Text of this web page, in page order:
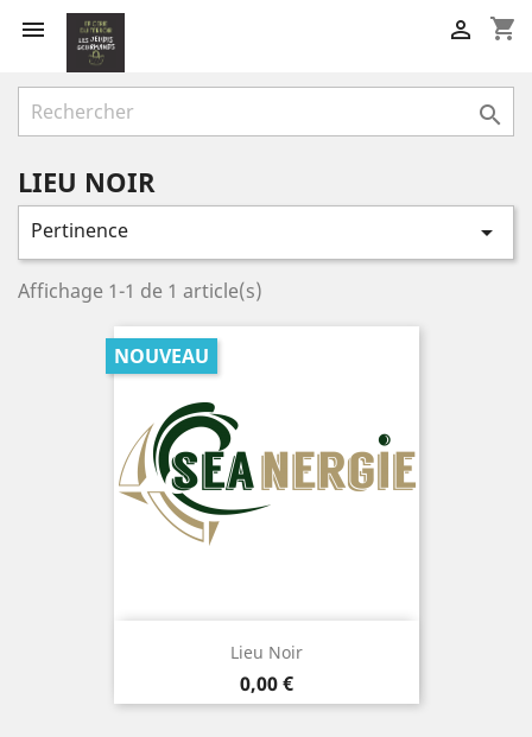
 shopping_cart


LIEU NOIR
Pertinence 
Affichage 1-1 de 1 article(s)
Lieu Noir
Prix
0,00 €
NOUVEAU